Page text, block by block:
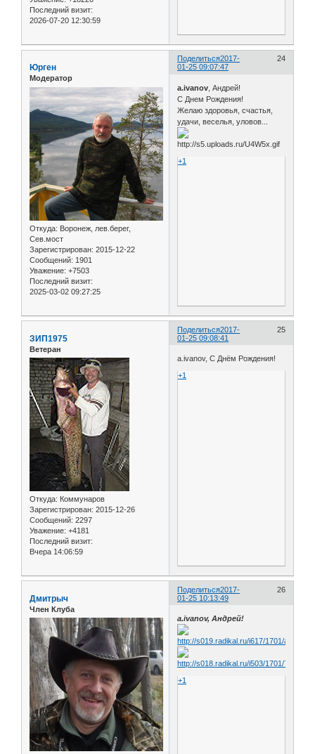
Последний визит:
2026-07-20 12:30:59
Поделиться 24
2017-
01-25 09:07:47
Юрген
Модератор
Откуда: Воронеж, лев.берег,
Сев.мост
Зарегистрирован: 2015-12-22
Сообщений: 1901
Уважение: +7503
Последний визит:
2025-03-02 09:27:25
а.ivanov , Андрей!
С Днем Рождения!
Желаю здоровья, счастья,
удачи, веселья, уловов...
+1
Поделиться 25
2017-
01-25 09:08:41
ЗИП1975
Ветеран
Откуда: Коммунаров
Зарегистрирован: 2015-12-26
Сообщений: 2297
Уважение: +4181
Последний визит:
Вчера 14:06:59
а.ivanov, С Днём Рождения!
+1
Поделиться 26
2017-
01-25 10:13:49
Дмитрыч
Член Клуба
а.ivanov, Андрей!
+1